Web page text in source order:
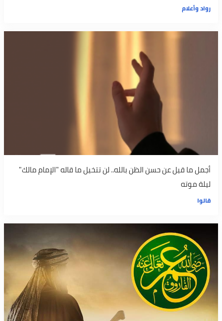
رواد وأعلام
أجمل ما قيل عن حسن الظن بالله.. لن تتخيل ما قاله "الإمام مالك"
ليلة موته
قالوا